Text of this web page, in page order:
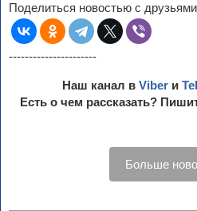
Поделиться новостью с
----------------------
Наш канал в Viber и
Есть о чем рассказать?
Больше